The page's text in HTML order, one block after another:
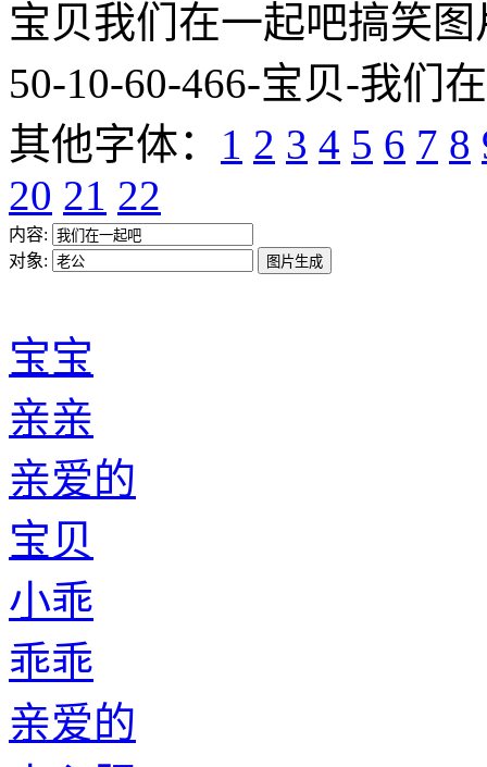
宝贝我们在一起吧搞笑图
50-10-60-466-宝贝-我们
其他字体： 1 2 3 4 5 6 7 8
20 21 22
内容:
对象:
宝宝
亲亲
亲爱的
宝贝
小乖
乖乖
亲爱的